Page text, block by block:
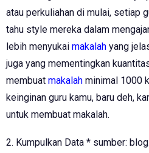
atau perkuliahan di mulai, setiap
tahu style mereka dalam
lebih menyukai makalah yang
juga yang mementingkan
membuat makalah minimal 1000
keinginan guru kamu, baru deh,
untuk membuat makalah.
2. Kumpulkan Data * sumber: